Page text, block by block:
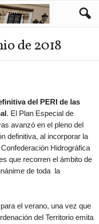
de 2018
del PERI de las
. El Plan Especial de
avanzó en el pleno del
definitiva, al incorporar la
Hidrográfica
que recorren el ámbito de
de toda la
el verano, una vez que
del Territorio emita